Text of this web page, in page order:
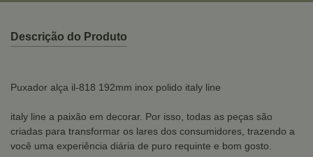
Descrição do Produto
Puxador alça il-818 192mm inox polido italy line
italy line a paixão em decorar. Por isso, todas as peças são
criadas para transformar os lares dos consumidores, trazendo a
você uma experiência diária de puro requinte e bom gosto.